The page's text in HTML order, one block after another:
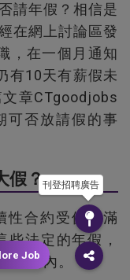
請年假？相信是
在網上討論區發
，在一個月通知
有10天有薪假未
章CTgoodjobs
可否放請假的事
假？
性合約受僱每滿
法定的年假，
知期內。
刊登招聘廣告
Job